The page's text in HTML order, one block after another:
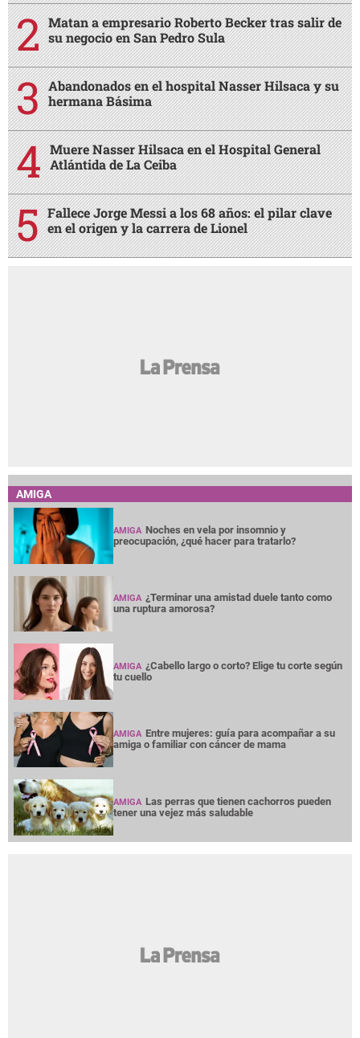
Matan a empresario Roberto Becker tras salir de
su negocio en San Pedro Sula
Abandonados en el hospital Nasser Hilsaca y su
hermana Básima
Muere Nasser Hilsaca en el Hospital General
Atlántida de La Ceiba
Fallece Jorge Messi a los 68 años: el pilar clave
en el origen y la carrera de Lionel
AMIGA
AMIGA Noches en vela por insomnio y
preocupación, ¿qué hacer para tratarlo?
AMIGA ¿Terminar una amistad duele tanto como
una ruptura amorosa?
AMIGA ¿Cabello largo o corto? Elige tu corte según
tu cuello
AMIGA Entre mujeres: guía para acompañar a su
amiga o familiar con cáncer de mama
AMIGA Las perras que tienen cachorros pueden
tener una vejez más saludable